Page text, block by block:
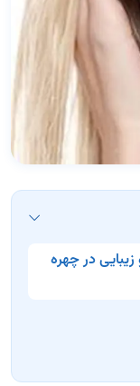
در چهره